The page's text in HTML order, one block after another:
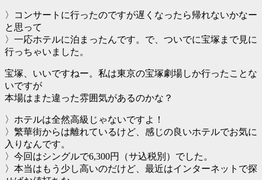
〉コンサートに行ったのですが遅くなったら帰れないかなー
と思って
〉一応ホテルに泊まったんです。で、ついでに宝塚まで見に
行っちゃいました。
宝塚、いいですねー。私は東京の宝塚劇場しか行ったことな
いですが
本場はまた違った雰囲気があるのかな？
〉ホテルは全然高級じゃないですよ！
〉繁華街からは離れているけど、感じの良いホテルでお気に
入りなんです。
〉今回はシングルで6,300円（サ込税別）でした。
〉本当はもう少し高いのだけど、最近はインターネットで探